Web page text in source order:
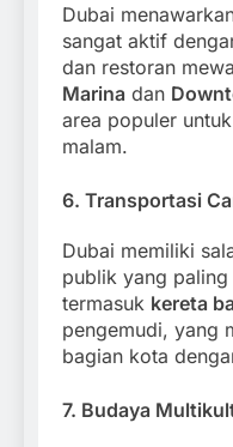
Dubai
sangat aktif
dan restoran
Marina dan
area populer
malam.
6. Transportasi
Dubai memiliki
publik yang
termasuk kereta
pengemudi, yang
bagian kota
7. Budaya